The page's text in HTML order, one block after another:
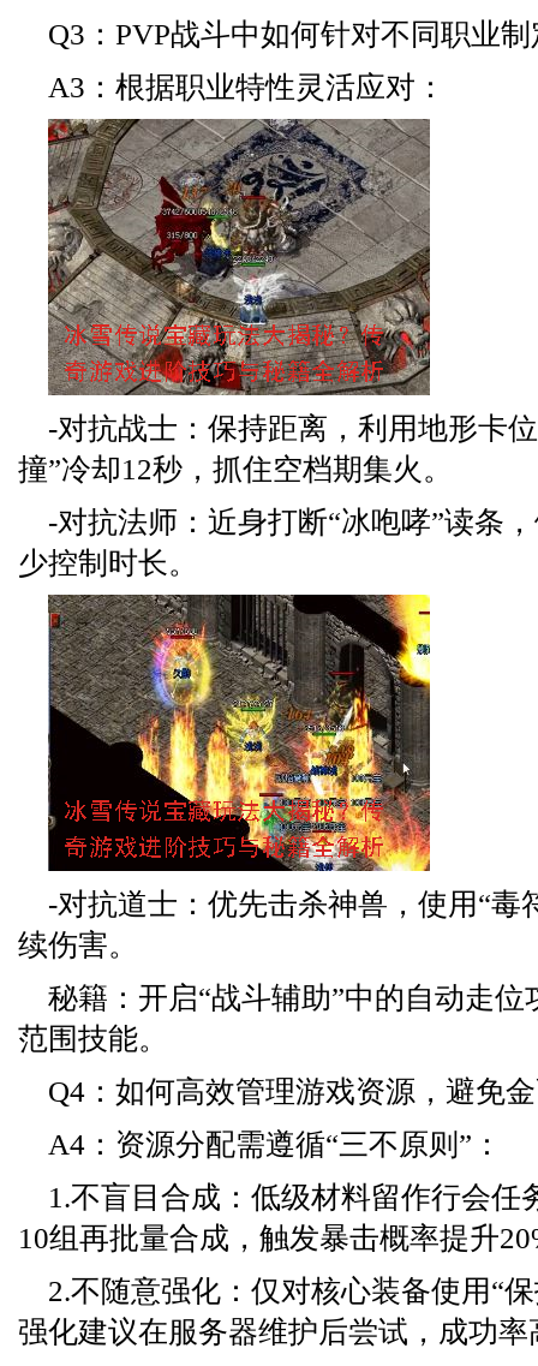
Q3：PVP战斗中如何针对不同职业
A3：根据职业特性灵活应对：
-对抗战士：保持距离，利用地形卡
撞”冷却12秒，抓住空档期集火。
-对抗法师：近身打断“冰咆哮”读条
少控制时长。
-对抗道士：优先击杀神兽，使用“毒
续伤害。
秘籍：开启“战斗辅助”中的自动走位
范围技能。
Q4：如何高效管理游戏资源，避免
A4：资源分配需遵循“三不原则”：
1.不盲目合成：低级材料留作行会任
10组再批量合成，触发暴击概率提升
2.不随意强化：仅对核心装备使用“
强化建议在服务器维护后尝试，成功率